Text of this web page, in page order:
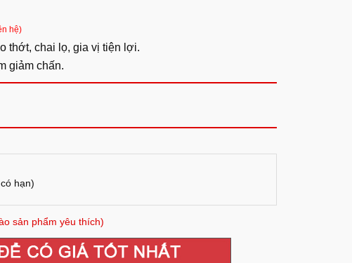
hệ)
thớt, chai lọ, gia vị tiện lợi.
giảm chấn.
hạn)
sản phẩm yêu thích)